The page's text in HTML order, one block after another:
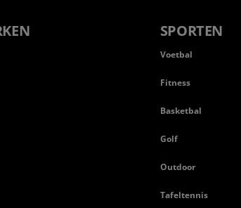
SPORTEN
Voetbal
Fitness
Basketbal
Golf
Outdoor
Tafeltennis